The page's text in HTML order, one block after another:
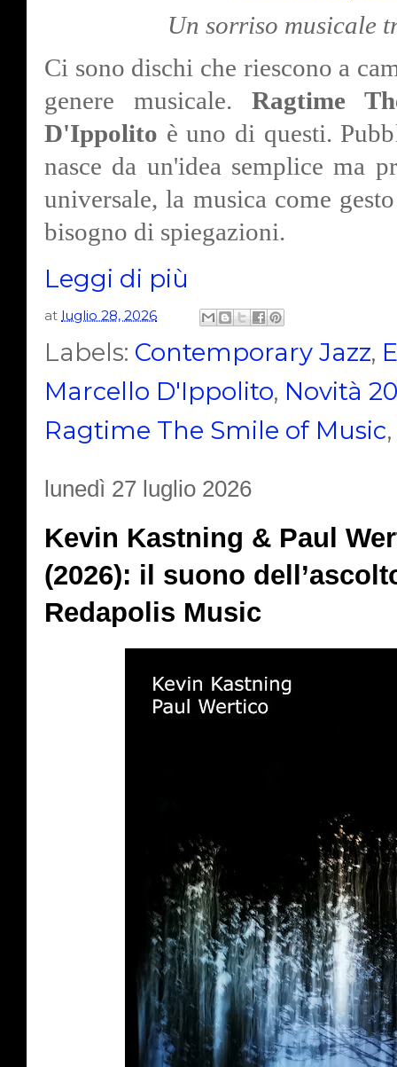
Un sorriso musicale
Ci sono dischi che riescono a
genere musicale. Ragtime
D'Ippolito è uno di questi.
nasce da un'idea semplice ma
universale, la musica come
bisogno di spiegazioni.
Leggi di più
at luglio 28, 2026
Labels: Contemporary Jazz,
Marcello D'Ippolito, Novità
Ragtime The Smile of Music,
lunedì 27 luglio 2026
Kevin Kastning & Paul
(2026): il suono
Redapolis Music